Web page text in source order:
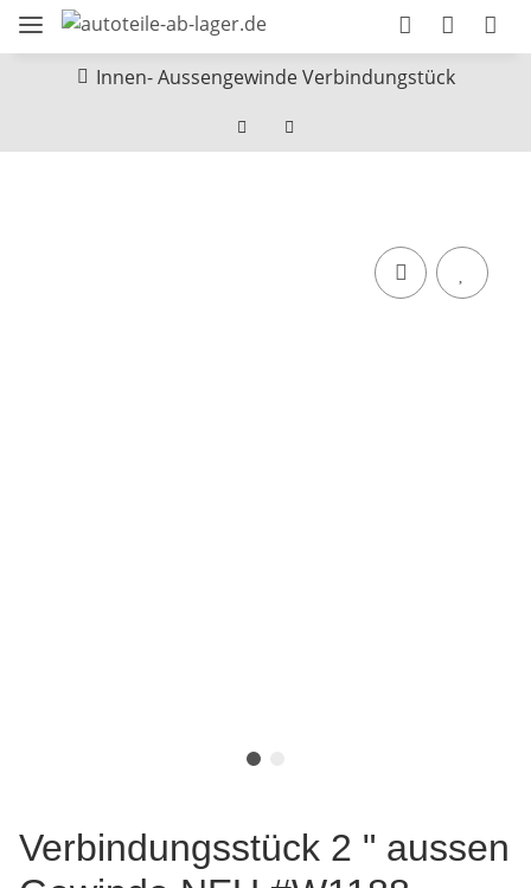
Innen- Aussengewinde Verbindungstück
Verbindungsstück 2 " aussen